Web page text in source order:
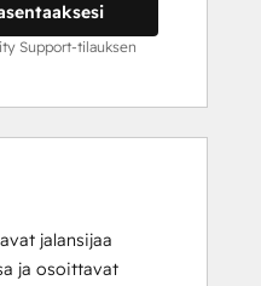
Support-tilauksen
jalansijaa
ja osoittavat